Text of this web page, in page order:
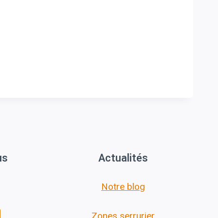
Actualités
Notre blog